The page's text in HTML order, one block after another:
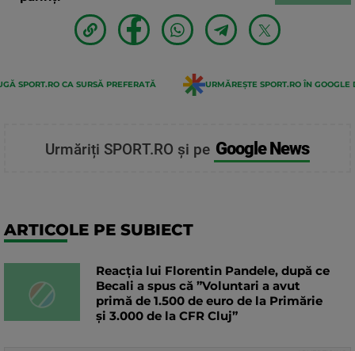
SPORT.RO CA SURSĂ PREFERATĂ URMĂREȘTE SPORT.RO ÎN GOOGLE
Urmăriți SPORT.RO și pe Google News
ARTICOLE PE SUBIECT
Reacția lui Florentin Pandele, după ce
Becali a spus că ”Voluntari a avut
primă de 1.500 de euro de la Primărie
și 3.000 de la CFR Cluj”